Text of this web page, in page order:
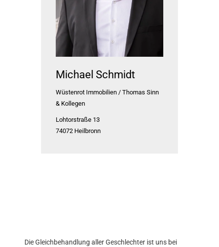
Michael Schmidt
Wüstenrot Immobilien / Thomas Sinn
& Kollegen
Lohtorstraße 13
74072 Heilbronn
Die Gleichbehandlung aller Geschlechter ist uns bei